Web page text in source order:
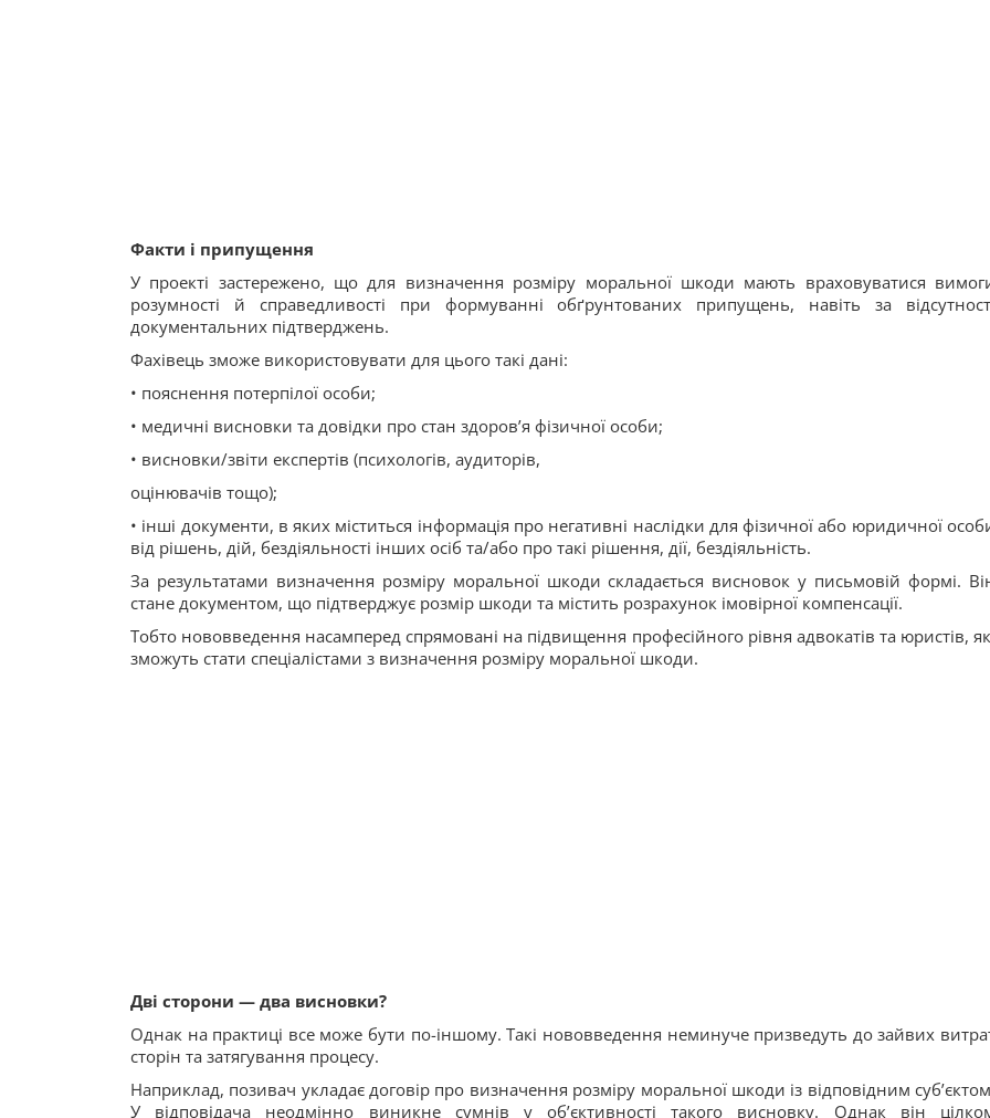
Факти і припущення
У проекті застережено, що для визначення розміру моральної шкоди мають враховуватися
розумності й справедливості при формуванні обґрунтованих припущень, навіть за
документальних підтверджень.
Фахівець зможе використовувати для цього такі дані:
• пояснення потерпілої особи;
• медичні висновки та довідки про стан здоров’я фізичної особи;
• висновки/звіти експертів (психологів, аудиторів,
оцінювачів тощо);
• інші документи, в яких міститься інформація про негативні наслідки для фізичної або юридичної
від рішень, дій, бездіяльності інших осіб та/або про такі рішення, дії, бездіяльність.
За результатами визначення розміру моральної шкоди складається висновок у письмовій формі.
стане документом, що підтверджує розмір шкоди та містить розрахунок імовірної компенсації.
Тобто нововведення насамперед спрямовані на підвищення професійного рівня адвокатів та юристів,
зможуть стати спеціалістами з визначення розміру моральної шкоди.
Дві сторони — два висновки?
Однак на практиці все може бути по-іншому. Такі нововведення неминуче призведуть до зайвих
сторін та затягування процесу.
Наприклад, позивач укладає договір про визначення розміру моральної шкоди із відповідним
У відповідача неодмінно виникне сумнів у об’єктивності такого висновку. Однак він